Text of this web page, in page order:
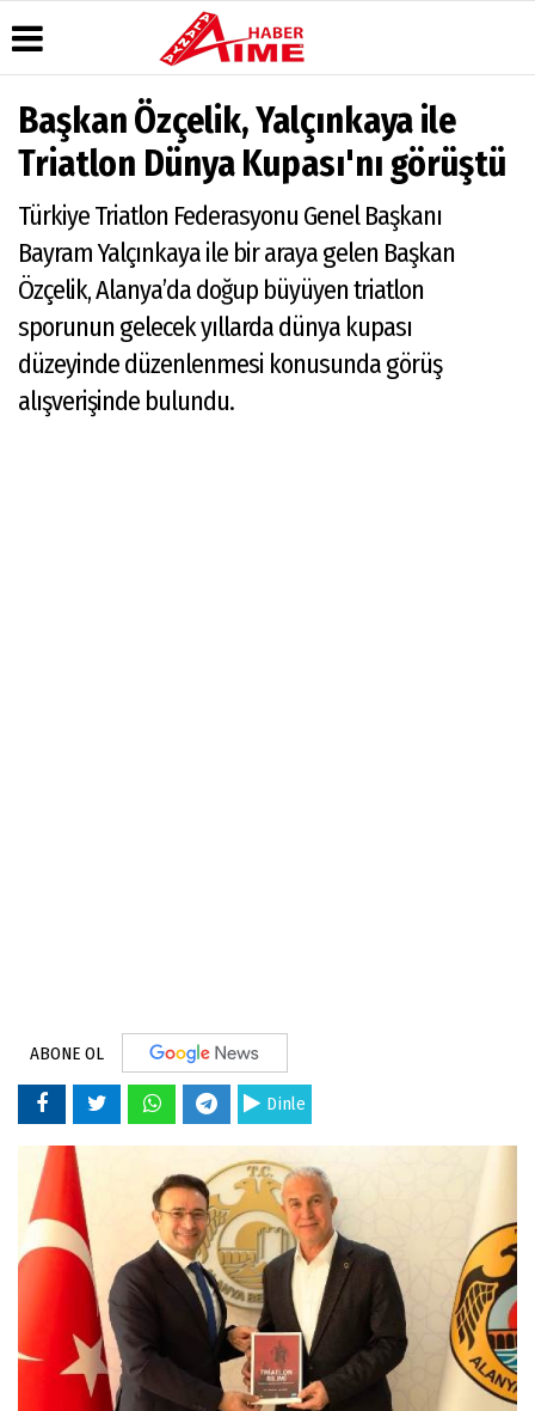
Üye Paneli
Haber
Dergi
Arşivi
Günün
Haberleri
Hava
Durumu
Gazete
Manşetleri
Anketler
Biyografiler
Köşe
Yazarları
Galeri
Foto
Galeri
AlanyaTime
TV
Gazipaşa
Canlı Uçak
Künye
Başkan Özçelik, Yalçınkaya ile
Triatlon Dünya Kupası'nı görüştü
Türkiye Triatlon Federasyonu Genel Başkanı
Bayram Yalçınkaya ile bir araya gelen Başkan
Özçelik, Alanya’da doğup büyüyen triatlon
sporunun gelecek yıllarda dünya kupası
düzeyinde düzenlenmesi konusunda görüş
alışverişinde bulundu.
ABONE OL
Dinle